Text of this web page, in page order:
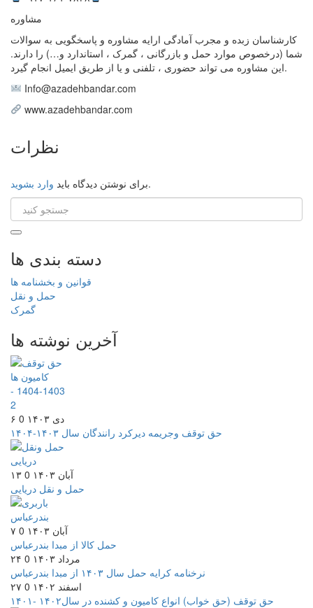
مشاوره
کارشناسان زبده و مجرب آمادگی ارایه مشاوره و پاسخگویی به سوالات
شما (درخصوص موارد حمل و بازرگانی ، گمرک ، استاندارد و…) را دارند.
این مشاوره می تواند حضوری ، تلفنی و یا از طریق ایمیل انجام گیرد.
Info@azadehbandar.com
www.azadehbandar.com
نظرات
برای نوشتن دیدگاه باید وارد بشوید .
دسته بندی ها
قوانین و بخشنامه ها
حمل و نقل
گمرک
آخرین نوشته ها
۶ دی ۱۴۰۳
0
حق توقف وجریمه دیرکرد رانندگان سال ۱۴۰۳-۱۴۰۴
۱۳ آبان ۱۴۰۳
0
حمل و نقل دریایی
۷ آبان ۱۴۰۳
0
حمل کالا از مبدا بندرعباس
۲۴ مرداد ۱۴۰۳
0
نرخنامه کرایه حمل سال ۱۴۰۳ از مبدا بندرعباس
۲۷ اسفند ۱۴۰۲
0
حق توقف (حق خواب) انواع کامیون و کشنده در سال۱۴۰۲ -۱۴۰۱